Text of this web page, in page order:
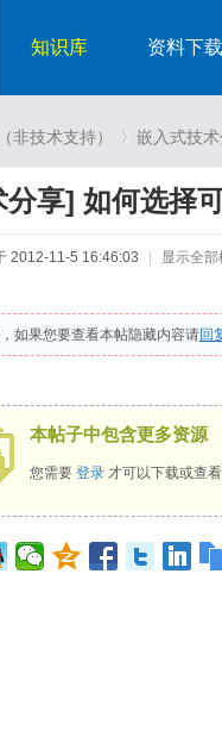
知识库 资料下载
非技术支持） 嵌入式技
分享] 如何选择
2012-11-5 16:46:03 显示全部
如果您要查看本帖隐藏内容请回
本帖子中包含更多资源
您需要 登录 才可以下载或查